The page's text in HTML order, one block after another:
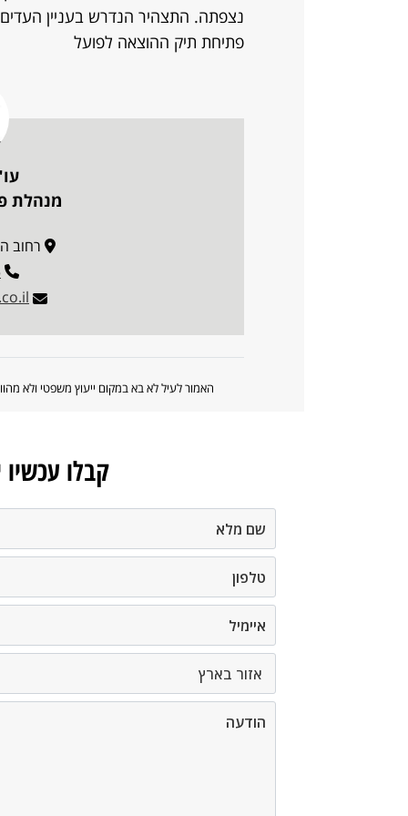
נצפתה. התצהיר הנדרש בעניין
פתיחת תיק ההוצאה לפועל
מנהלת
רחוב
האמור לעיל לא בא במקום ייעוץ משפטי ולא
קבלו